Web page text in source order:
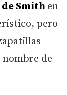
Smith en
pero
nombre de